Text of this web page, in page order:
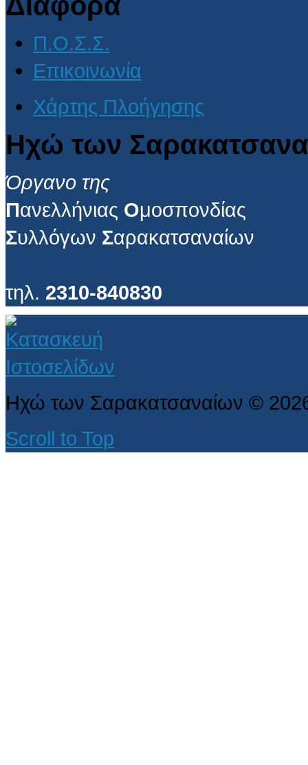
Π.Ο.Σ.Σ.
Επικοινωνία
Χάρτης Πλοήγησης
Ηχώ των
Όργανο της
Πανελλήνιας Ομοσπονδίας
Συλλόγων Σαρακατσαναίων
τηλ. 2310-840830
Ηχώ των Σαρακατσαναίων ©
Scroll to Top